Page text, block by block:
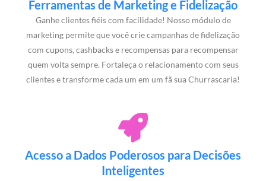
Ferramentas de Marketing e Fidelização
Ganhe clientes fiéis com facilidade! Nosso módulo de
marketing permite que você crie campanhas de fidelização
com cupons, cashbacks e recompensas para recompensar
quem volta sempre. Fortaleça o relacionamento com seus
clientes e transforme cada um em um fã sua Churrascaria!
Acesso a Dados Poderosos para Decisões
Inteligentes